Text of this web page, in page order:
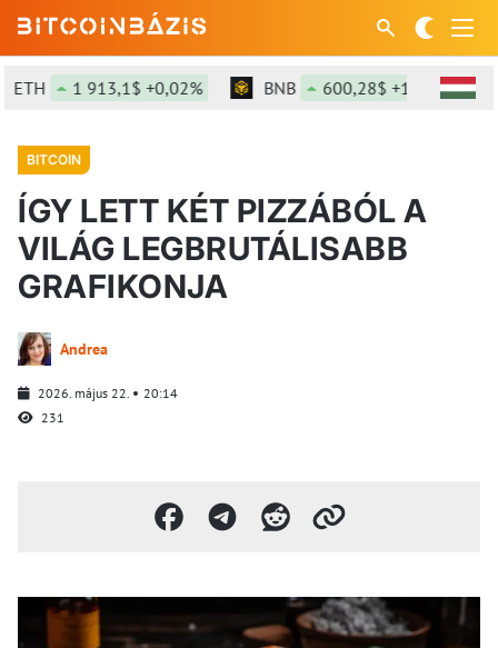
1 913,1$ +0,02% BNB 600,28$ +1,51%
BITCOIN
ÍGY LETT KÉT PIZZÁBÓL A
VILÁG LEGBRUTÁLISABB
GRAFIKONJA
Andrea
2026. május 22.
20:14
231